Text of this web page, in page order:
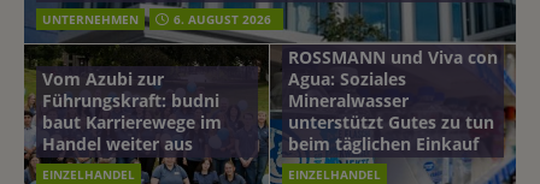
UNTERNEHMEN 6. AUGUST 2026
Vom Azubi zur
Führungskraft: budni
baut Karrierewege im
Handel weiter aus
EINZELHANDEL
ROSSMANN und Viva con
Agua: Soziales
Mineralwasser
unterstützt Gutes zu tun
beim täglichen Einkauf
EINZELHANDEL